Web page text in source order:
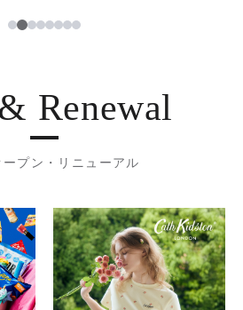
1234567
Renewal
ープン・リニューアル